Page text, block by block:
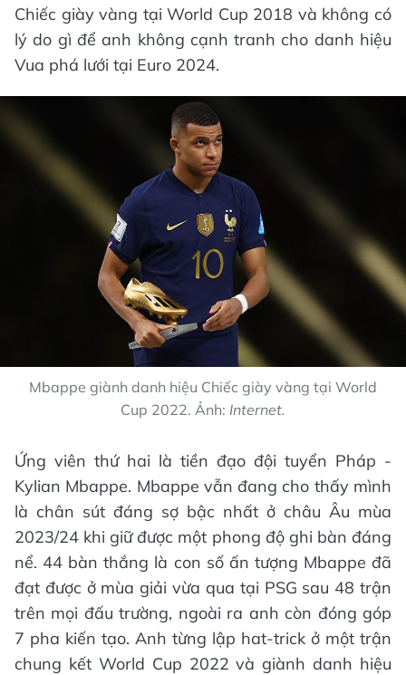
Chiếc giày vàng tại World Cup 2018 và không có
lý do gì để anh không cạnh tranh cho danh hiệu
Vua phá lưới tại Euro 2024.
Mbappe giành danh hiệu Chiếc giày vàng tại World
Cup 2022. Ảnh: Internet.
Ứng viên thứ hai là tiền đạo đội tuyển Pháp -
Kylian Mbappe. Mbappe vẫn đang cho thấy mình
là chân sút đáng sợ bậc nhất ở châu Âu mùa
2023/24 khi giữ được một phong độ ghi bàn đáng
nể. 44 bàn thắng là con số ấn tượng Mbappe đã
đạt được ở mùa giải vừa qua tại PSG sau 48 trận
trên mọi đấu trường, ngoài ra anh còn đóng góp
7 pha kiến tạo. Anh từng lập hat-trick ở một trận
chung kết World Cup 2022 và giành danh hiệu